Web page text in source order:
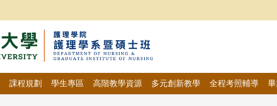
課程規劃 學生專區 高階教學資源 多元創新教學 全程考照輔導